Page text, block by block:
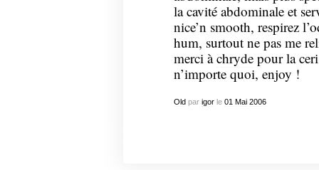
la cavité abdominale et
nice’n smooth, respirez
hum, surtout ne pas me
merci àchrydepour la
n’importe quoi, enjoy !
Old par igorle 01 Mai 2006